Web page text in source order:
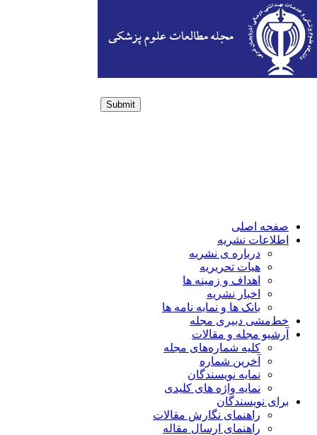
Submit
صفحه اصلی
اطلاعات نشریه
درباره ی نشریه
هیات تحریریه
اهداف و زمینه ها
اخبار نشریه
بانک ها و نمایه نامه ها
خط‌مشی دبیری مجله
آرشیو مجله و مقالات
کلیه شماره‌های مجله
آخرین شماره
نمایه نویسندگان
نمایه واژه های کلیدی
برای نویسندگان
راهنمای نگارش مقالات
راهنمای ارسال مقاله